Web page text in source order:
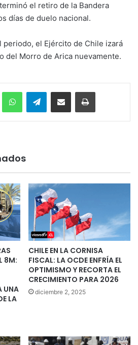
el retiro de la Bandera
días de duelo nacional.
periodo, el Ejército de Chile izará
del Morro de Arica nuevamente.
WhatsAppTelegramEnviar vía email Imprimir
8M:
UNA
LA
CHILE EN LA CORNISA
FISCAL: LA OCDE ENFRÍA EL
OPTIMISMO Y RECORTA EL
CRECIMIENTO PARA 2026
diciembre 2, 2025